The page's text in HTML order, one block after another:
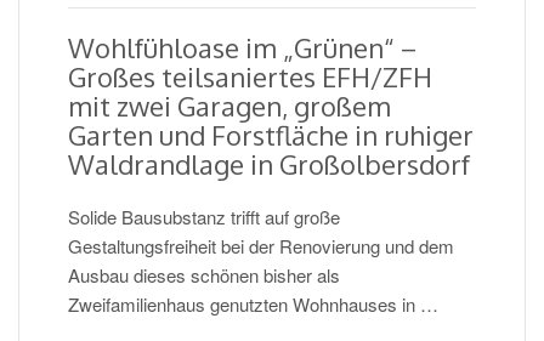
Wohlfühloase im „Grünen“ –
Großes teilsaniertes EFH/ZFH
mit zwei Garagen, großem
Garten und Forstfläche in ruhiger
Waldrandlage in Großolbersdorf
Solide Bausubstanz trifft auf große
Gestaltungsfreiheit bei der Renovierung und dem
Ausbau dieses schönen bisher als
Zweifamilienhaus genutzten Wohnhauses in …